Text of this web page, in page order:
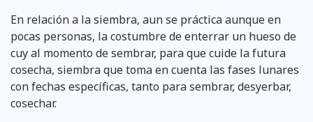
En relación a la siembra, aun se práctica aunque en
pocas per­sonas, la costumbre de enterrar un hueso de
cuy al momento de sembrar, para que cuide la futura
cosecha, siembra que toma en cuenta las fases lunares
con fechas específicas, tanto para sem­brar, desyerbar,
cosechar.